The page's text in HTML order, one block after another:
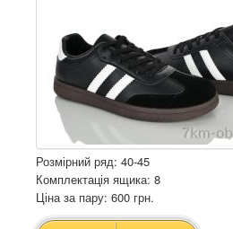
Розмірний ряд: 40-45
Комплектація ящика: 8
Ціна за пару: 600 грн.